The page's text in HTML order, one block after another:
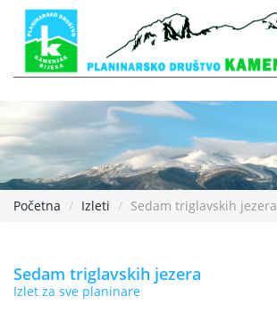
Početna Izleti Sedam triglavskih jezera
Sedam triglavskih jezera
Izlet za sve planinare